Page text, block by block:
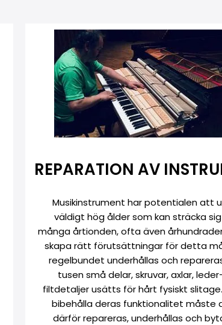
REPARATION AV
Musikinstrument har potentialen att
väldigt hög ålder som kan sträcka
många årtionden, ofta även
skapa rätt förutsättningar för detta
regelbundet underhållas och
tusen små delar, skruvar, axlar,
filtdetaljer usätts för hårt fysiskt
bibehålla deras funktionalitet måste
därför repareras, underhållas och